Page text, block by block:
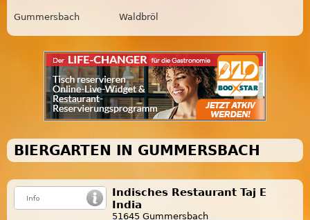
Gummersbach Waldbröl
BIERGARTEN IN GUMMERSBACH
Indisches Restaurant Taj E
India
51645 Gummersbach